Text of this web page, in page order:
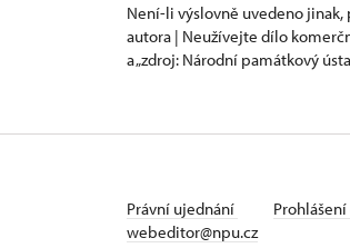
Není-li výslovně uvedeno
autora | Neužívejte dílo
a „zdroj: Národní památkový
Právní ujednání
webeditor@npu.cz